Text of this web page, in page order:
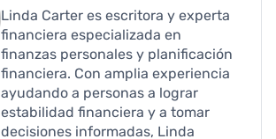
Linda Carter es escritora y experta
financiera especializada en
finanzas personales y planificación
financiera. Con amplia experiencia
ayudando a personas a lograr
estabilidad financiera y a tomar
decisiones informadas, Linda